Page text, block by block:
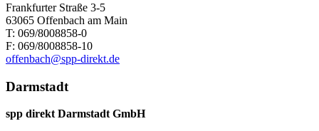
Frankfurter Straße 3-5
63065 Offenbach am Main
T: 069/8008858-0
F: 069/8008858-10
offenbach@spp-direkt.de
Darmstadt
spp direkt Darmstadt GmbH